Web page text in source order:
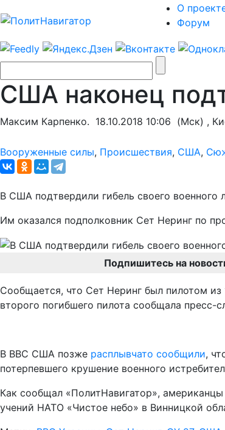
О
Форум
США наконец
Максим Карпенко. 18.10.2018 10:06 (Мск) ,
Вооруженные силы, Происшествия, США,
В США подтвердили гибель своего военного
Им оказался подполковник Сет Неринг по
Подпишитесь на
Сообщается, что Сет Неринг был пилотом
второго погибшего пилота сообщала пресс-
В ВВС США позже расплывчато сообщили,
потерпевшего крушение военного
Как сообщал «ПолитНавигатор», американцы
учений НАТО «Чистое небо» в Винницкой